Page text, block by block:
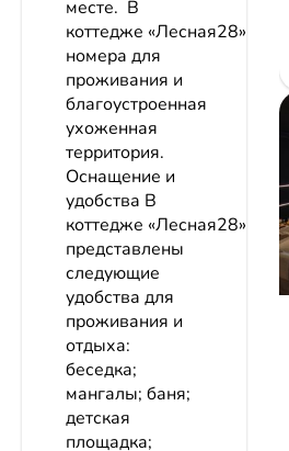
месте. В
коттедже «Лесная28» есть
номера для
проживания и
благоустроенная
ухоженная
территория.
Оснащение и
удобства В
коттедже «Лесная28»
представлены
следующие
удобства для
проживания и
отдыха:
беседка;
мангалы; баня;
детская
площадка;